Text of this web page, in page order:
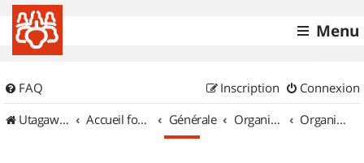
Menu
FAQ Connexion
Inscription
UtagawaVTT (Randos VTT et VTTAE avec traces GPS)
Accueil forum Générale Organisation de sorties & Recherche de partenaires Organisation de sorties en région Corse